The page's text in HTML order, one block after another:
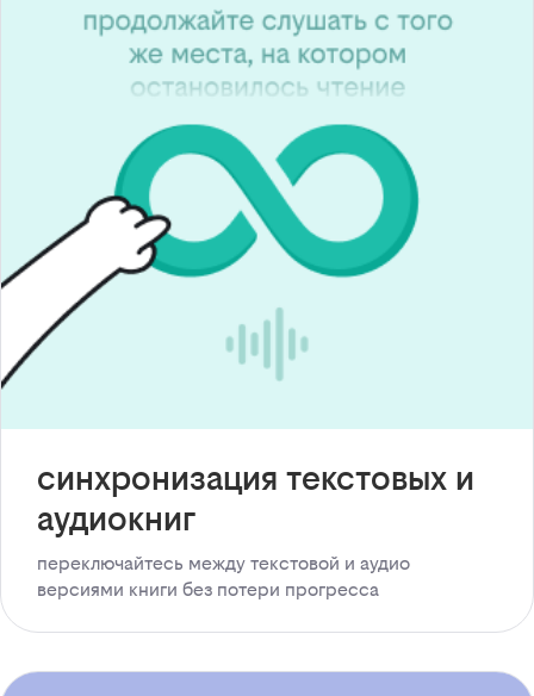
синхронизация текстовых и
аудиокниг
переключайтесь между текстовой и аудио
версиями книги без потери прогресса